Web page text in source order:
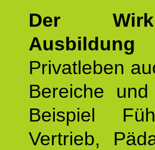
Der
Ausbildung
Privatleben
Bereiche
Beispiel
Vertrieb,